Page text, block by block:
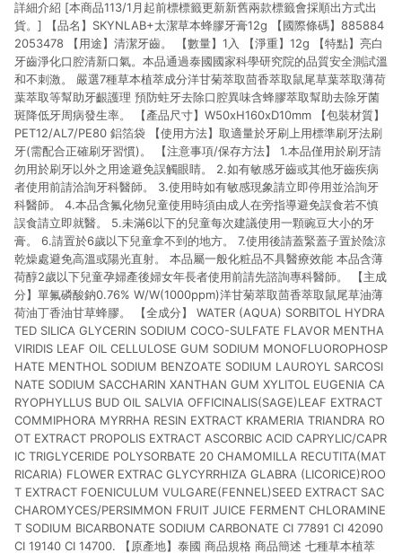
詳細介紹 [本商品113/1月起前標標籤更新新舊兩款標籤會採順出方式出
貨。] 【品名】SKYNLAB+太潔草本蜂膠牙膏12g 【國際條碼】885884
2053478 【用途】清潔牙齒。 【數量】1入 【淨重】12g 【特點】亮白
牙齒淨化口腔清新口氣。本品通過泰國國家科學研究院的品質安全測試溫
和不刺激。 嚴選7種草本植萃成分洋甘菊萃取茴香萃取鼠尾草葉萃取薄荷
葉萃取等幫助牙齦護理 預防蛀牙去除口腔異味含蜂膠萃取幫助去除牙菌
斑降低牙周病發生率。 【產品尺寸】W50xH160xD10mm 【包裝材質】
PET12/AL7/PE80 鋁箔袋 【使用方法】取適量於牙刷上用標準刷牙法刷
牙(需配合正確刷牙習慣)。 【注意事項/保存方法】 1.本品僅用於刷牙請
勿用於刷牙以外之用途避免誤觸眼睛。 2.如有敏感牙齒或其他牙齒疾病
者使用前請洽詢牙科醫師。 3.使用時如有敏感現象請立即停用並洽詢牙
科醫師。 4.本品含氟化物兒童使用時須由成人在旁指導避免誤食若不慎
誤食請立即就醫。 5.未滿6以下的兒童每次建議使用一顆豌豆大小的牙
膏。 6.請置於6歲以下兒童拿不到的地方。 7.使用後請蓋緊蓋子置於陰涼
乾燥處避免高溫或陽光直射。 本品屬一般化粧品不具醫療效能 本品含薄
荷醇2歲以下兒童孕婦產後婦女年長者使用前請先諮詢專科醫師。 【主成
分】單氟磷酸鈉0.76% W/W(1000ppm)洋甘菊萃取茴香萃取鼠尾草油薄
荷油丁香油甘草蜂膠。 【全成分】 WATER (AQUA) SORBITOL HYDRA
TED SILICA GLYCERIN SODIUM COCO-SULFATE FLAVOR MENTHA
VIRIDIS LEAF OIL CELLULOSE GUM SODIUM MONOFLUOROPHOSP
HATE MENTHOL SODIUM BENZOATE SODIUM LAUROYL SARCOSI
NATE SODIUM SACCHARIN XANTHAN GUM XYLITOL EUGENIA CA
RYOPHYLLUS BUD OIL SALVIA OFFICINALIS(SAGE)LEAF EXTRACT
COMMIPHORA MYRRHA RESIN EXTRACT KRAMERIA TRIANDRA RO
OT EXTRACT PROPOLIS EXTRACT ASCORBIC ACID CAPRYLIC/CAPR
IC TRIGLYCERIDE POLYSORBATE 20 CHAMOMILLA RECUTITA(MAT
RICARIA) FLOWER EXTRAC GLYCYRRHIZA GLABRA (LICORICE)ROO
T EXTRACT FOENICULUM VULGARE(FENNEL)SEED EXTRACT SAC
CHAROMYCES/PERSIMMON FRUIT JUICE FERMENT CHLORAMINE
T SODIUM BICARBONATE SODIUM CARBONATE CI 77891 CI 42090
CI 19140 CI 14700. 【原產地】泰國 商品規格 商品簡述 七種草本植萃